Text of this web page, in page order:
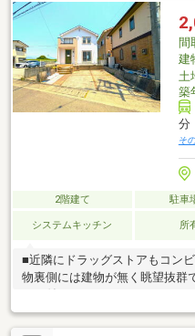
間
建
土
築
分
そ
2階建て 駐車
システムキッチン 所
■近隣にドラッグストアもコン
物裏側には建物が無く眺望抜群